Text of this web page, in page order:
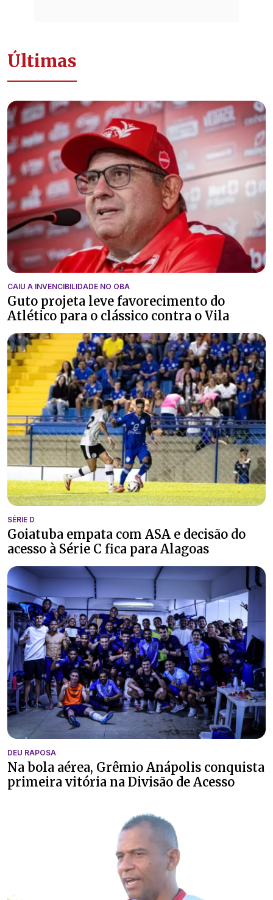
Últimas
CAIU A INVENCIBILIDADE NO OBA
Guto projeta leve favorecimento do
Atlético para o clássico contra o Vila
SÉRIE D
Goiatuba empata com ASA e decisão do
acesso à Série C fica para Alagoas
DEU RAPOSA
Na bola aérea, Grêmio Anápolis conquista
primeira vitória na Divisão de Acesso